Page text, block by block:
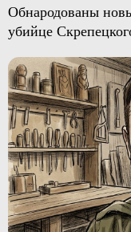
Обнародованы
убийце